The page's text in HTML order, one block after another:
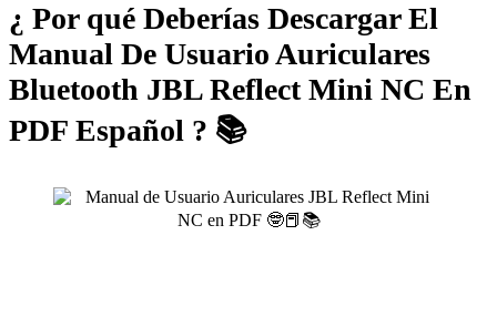
¿ Por qué Deberías Descargar El
Manual De Usuario Auriculares
Bluetooth JBL Reflect Mini NC En
PDF Español ? 📚